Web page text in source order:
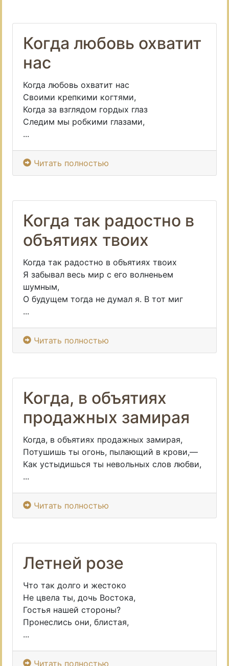
Когда любовь охватит
нас
Когда любовь охватит нас
Своими крепкими когтями,
Когда за взглядом гордых глаз
Следим мы робкими глазами,
...
Читать полностью
Когда так радостно в
объятиях твоих
Когда так радостно в объятиях твоих
Я забывал весь мир с его волненьем
шумным,
О будущем тогда не думал я. В тот миг
...
Читать полностью
Когда, в объятиях
продажных замирая
Когда, в объятиях продажных замирая,
Потушишь ты огонь, пылающий в крови,—
Как устыдишься ты невольных слов любви,
...
Читать полностью
Летней розе
Что так долго и жестоко
Не цвела ты, дочь Востока,
Гостья нашей стороны?
Пронеслись они, блистая,
...
Читать полностью